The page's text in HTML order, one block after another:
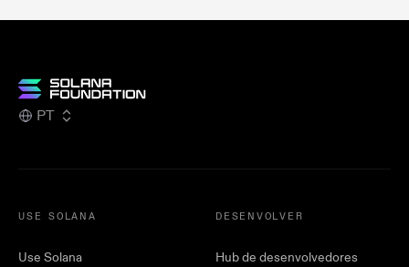
PT
USE SOLANA
Use Solana
DESENVOLVER
Hub de desenvolvedores